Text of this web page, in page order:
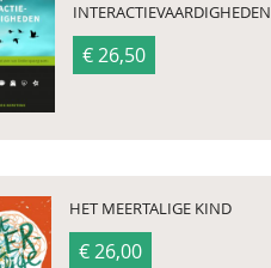
INTERACTIEVAARDIGHEDEN
€ 26,50
HET MEERTALIGE KIND
€ 26,00